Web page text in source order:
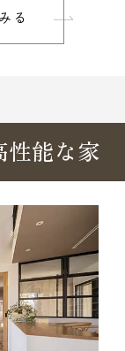
る
性能な家